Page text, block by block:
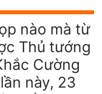
Phạm Quốc Thắng,
355 932
897
nào mà từ
Thủ tướng
Cường
này, 23